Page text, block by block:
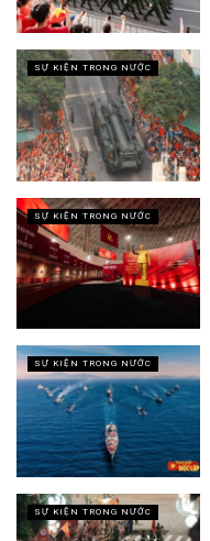
SỰ KIỆN TRONG NƯỚC
SỰ KIỆN TRONG NƯỚC
SỰ KIỆN TRONG NƯỚC
SỰ KIỆN TRONG NƯỚC